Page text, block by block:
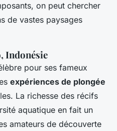
on peut chercher
de vastes paysages
Indonésie
pour ses fameux
expériences de plongée
La richesse des récifs
aquatique en fait un
amateurs de découverte